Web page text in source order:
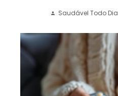
Saudável Todo Dia